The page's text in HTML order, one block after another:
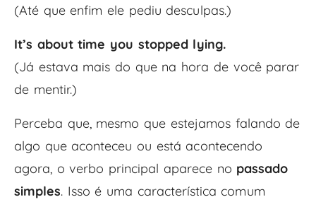
(Até que enfim ele pediu desculpas.)
It’s about time you stopped lying.
(Já estava mais do que na hora de você parar
de mentir.)
Perceba que, mesmo que estejamos falando de
algo que aconteceu ou está acontecendo
agora, o verbo principal aparece no passado
simples. Isso é uma característica comum